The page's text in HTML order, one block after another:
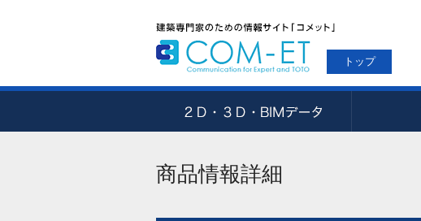
トップ
商品情報詳細